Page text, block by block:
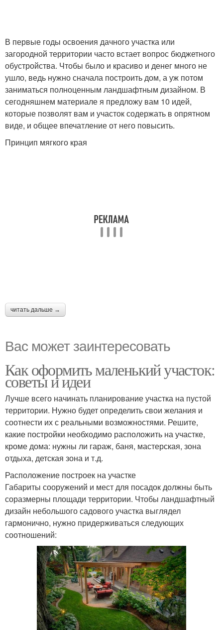
В первые годы освоения дачного участка или
загородной территории часто встает вопрос бюджетного
обустройства. Чтобы было и красиво и денег много не
ушло, ведь нужно сначала построить дом, а уж потом
заниматься полноценным ландшафтным дизайном. В
сегодняшнем материале я предложу вам 10 идей,
которые позволят вам и участок содержать в опрятном
виде, и общее впечатление от него повысить.
Принцип мягкого края
читать дальше →
Вас может заинтересовать
Как оформить маленький участок:
советы и идеи
Лучше всего начинать планирование участка на пустой
территории. Нужно будет определить свои желания и
соотнести их с реальными возможностями. Решите,
какие постройки необходимо расположить на участке,
кроме дома: нужны ли гараж, баня, мастерская, зона
отдыха, детская зона и т.д.
Расположение построек на участке
Габариты сооружений и мест для посадок должны быть
соразмерны площади территории. Чтобы ландшафтный
дизайн небольшого садового участка выглядел
гармонично, нужно придерживаться следующих
соотношений: